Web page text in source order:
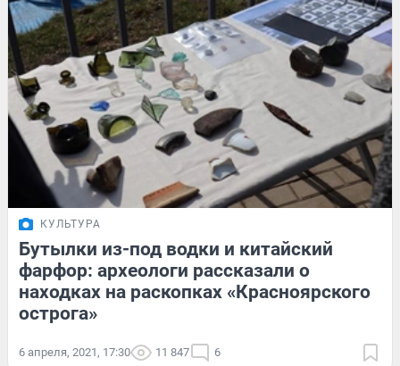
КУЛЬТУРА
Бутылки из-под водки и китайский
фарфор: археологи рассказали о
находках на раскопках «Красноярского
острога»
6 апреля, 2021, 17:30 11 847 6